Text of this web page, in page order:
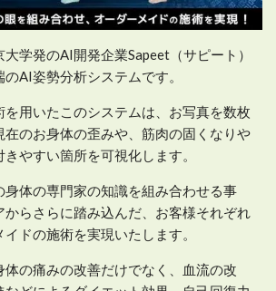
学発のAI開発企業Sapeet（サピート）
AI姿勢分析システムです。
用いたこのシステムは、お写真を数枚
在のお身体の歪みや、筋肉の固くなりや
やすい箇所を可視化します。
身体の専門家の知識を組み合わせる事
らさらに踏み込んだ、お客様それぞれ
ドの施術を実現いたします。
の痛みの改善だけでなく、血流の改